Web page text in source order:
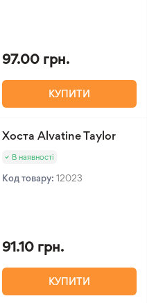
97.00 грн.
КУПИТИ
Хоста Alvatine Taylor
В наявності
Код товару: 12023
91.10 грн.
КУПИТИ